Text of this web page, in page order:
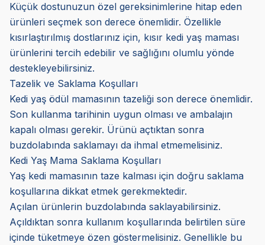
Küçük dostunuzun özel gereksinimlerine hitap eden
ürünleri seçmek son derece önemlidir. Özellikle
kısırlaştırılmış dostlarınız için, kısır kedi yaş maması
ürünlerini tercih edebilir ve sağlığını olumlu yönde
destekleyebilirsiniz.
Tazelik ve Saklama Koşulları
Kedi yaş ödül mamasının tazeliği son derece önemlidir.
Son kullanma tarihinin uygun olması ve ambalajın
kapalı olması gerekir. Ürünü açtıktan sonra
buzdolabında saklamayı da ihmal etmemelisiniz.
Kedi Yaş Mama Saklama Koşulları
Yaş kedi mamasının taze kalması için doğru saklama
koşullarına dikkat etmek gerekmektedir.
Açılan ürünlerin buzdolabında saklayabilirsiniz.
Açıldıktan sonra kullanım koşullarında belirtilen süre
içinde tüketmeye özen göstermelisiniz. Genellikle bu